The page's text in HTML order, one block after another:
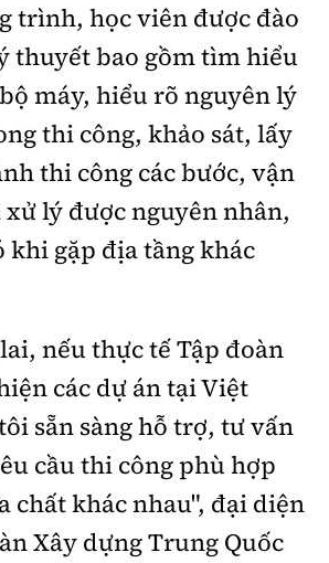
trình, họcviên được đào
thuyết bao gồmtìm hiểu
máy, hiểu rõ nguyên lý
thi công, khảo sát, lấy
thi công các bước, vận
lý được nguyên nhân,
khi gặp địa tầng khác
nếu thực tế Tập đoàn
các dự án tại Việt
sẵn sànghỗ trợ, tư vấn
cầu thi côngphù hợp
chất khác nhau", đại diện
Xây dựng Trung Quốc